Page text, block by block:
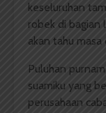
keseluruhan
robek di bagian
akan tahu masa
Puluhan
suamiku yang
perusahaan